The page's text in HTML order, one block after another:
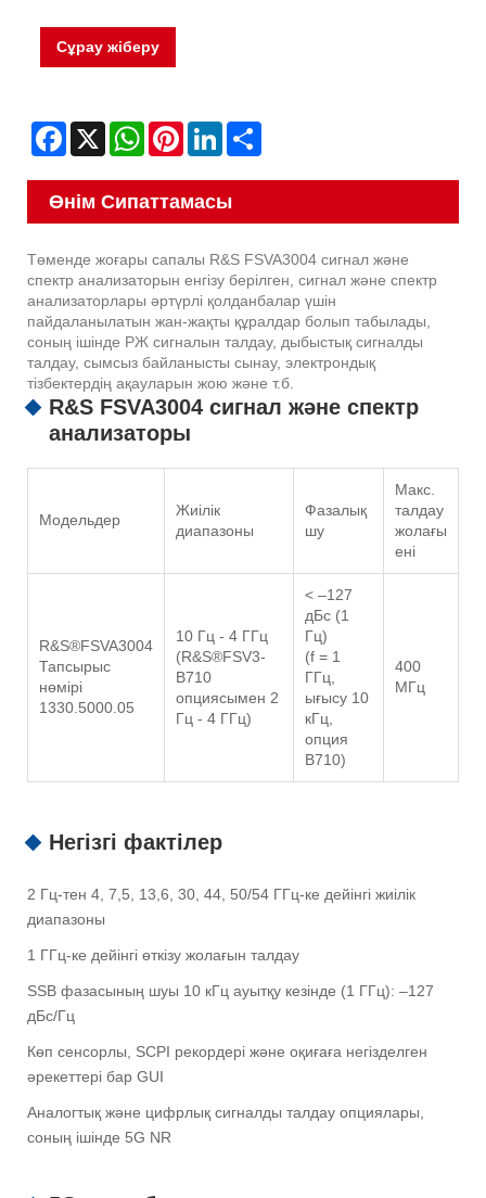
Сұрау жіберу
Facebook
X WhatsAppPinterestLinkedIn
Өнім Сипаттамасы
Төменде жоғары сапалы R&S FSVA3004 сигнал және
спектр анализаторын енгізу берілген, сигнал және спектр
анализаторлары әртүрлі қолданбалар үшін
пайдаланылатын жан-жақты құралдар болып табылады,
соның ішінде РЖ сигналын талдау, дыбыстық сигналды
талдау, сымсыз байланысты сынау, электрондық
тізбектердің ақауларын жою және т.б.
R&S FSVA3004 сигнал және спектр
анализаторы
Модельдер
Жиілік
диапазоны
Фазалық
шу
Макс.
талдау
жолағы
ені
R&S®FSVA3004
Тапсырыс
нөмірі
1330.5000.05
10 Гц - 4 ГГц
(R&S®FSV3-
B710
опциясымен 2
Гц - 4 ГГц)
< –127
дБс (1
Гц)
(f = 1
ГГц,
ығысу 10
кГц,
опция
B710)
400
МГц
Негізгі фактілер
2 Гц-тен 4, 7,5, 13,6, 30, 44, 50/54 ГГц-ке дейінгі жиілік
диапазоны
1 ГГц-ке дейінгі өткізу жолағын талдау
SSB фазасының шуы 10 кГц ауытқу кезінде (1 ГГц): –127
дБс/Гц
Көп сенсорлы, SCPI рекордері және оқиғаға негізделген
әрекеттері бар GUI
Аналогтық және цифрлық сигналды талдау опциялары,
соның ішінде 5G NR